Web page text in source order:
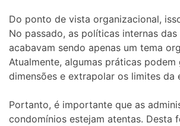
Do ponto de vista organizacional,
No passado, as políticas internas das
acabavam sendo apenas um tema
Atualmente, algumas práticas podem
dimensões e extrapolar os limites da
Portanto, é importante que as
condomínios estejam atentas. Desta